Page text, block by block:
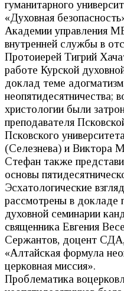
гуманитарного
«Духовная
Академии управления
внутренней службы в
Протоиерей Тигрий
работе Курской
доклад теме
неопятидесятничества;
христологии были
преподавателя
Псковского
(Селезнева) и Виктора
Стефан также
основы
Эсхатологические
рассмотрены в докладе
духовной семинарии
священника Евгения
Сержантов, доцент
«Алтайская формула
церковная миссия».
Проблематика